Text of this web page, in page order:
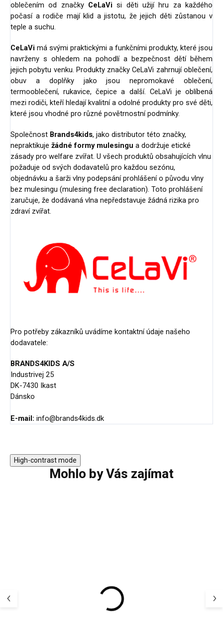
oblečením od značky CeLaVi si děti užijí hru za každého
počasí a rodiče mají klid a jistotu, že jejich děti zůstanou v
teple a suchu.
CeLaVi má svými praktickými a funkčními produkty, které jsou
navrženy s ohledem na pohodlí a bezpečnost dětí během
jejich pobytu venku. Produkty značky CeLaVi zahrnují oblečení,
obuv a doplňky jako jsou nepromokavé oblečení,
termooblečení, rukavice, čepice a další. CeLaVi je oblíbená
mezi rodiči, kteří hledají kvalitní a odolné produkty pro své děti,
které jsou vhodné pro různé povětrnostní podmínky.
Společnost Brands4kids, jako distributor této značky,
nepraktikuje žádné formy mulesingu a dodržuje etické
zásady pro welfare zvířat. U všech produktů obsahujících vlnu
požaduje od svých dodavatelů pro každou sezónu,
objednávku a šarži vlny podepsání prohlášení o původu vlny
bez mulesingu (mulesing free declaration). Toto prohlášení
zaručuje, že dodávaná vlna nepředstavuje žádná rizika pro
zdraví zvířat.
Pro potřeby zákazníků uvádíme kontaktní údaje našeho
dodavatele:
BRANDS4KIDS A/S
Industrivej 25
DK-7430 Ikast
Dánsko
E-mail: info@brands4kids.dk
High-contrast mode
Mohlo by Vás zajímat